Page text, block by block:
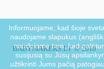
Informuojame, kad šioje
naudojame slapukus
naudojame tam, kad
susijusią su Jūsų
užtikrinti Jums pačią
BABYMAKERS.LT © 2018